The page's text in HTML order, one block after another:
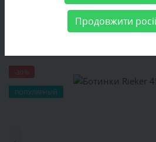
Женские товары Женская обувь
Ботинки Rieker 45906-00
ПОПУЛЯРНЫЙ
Продовжити